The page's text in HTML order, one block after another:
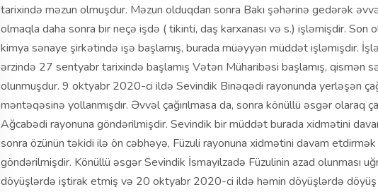
tarixində məzun olmuşdur. Məzun olduqdan sonra Bakı şəhərinə gedərək
olmaqla daha sonra bir neçə işdə ( tikinti, daş karxanası və s.) işləmişdir. Son
kimya sənaye şirkətində işə başlamış, burada müəyyən müddət işləmişdir.
ərzində 27 sentyabr tarixində başlamış Vətən Müharibəsi başlamış, qismən
olunmuşdur. 9 oktyabr 2020-ci ildə Sevindik Binəqədi rayonunda yerləşən
məntəqəsinə yollanmışdır. Əvvəl çağırılmasa da, sonra könüllü əsgər olaraq
Ağcabədi rayonuna göndərilmişdir. Sevindik bir müddət burada xidmətini
sonra özünün təkidi ilə ön cəbhəyə, Füzuli rayonuna xidmətini davam etdirmək
göndərilmişdir. Könüllü əsgər Sevindik İsmayılzadə Füzulinin azad olunması
döyüşlərdə iştirak etmiş və 20 oktyabr 2020-ci ildə həmin döyüşlərdə döyüş